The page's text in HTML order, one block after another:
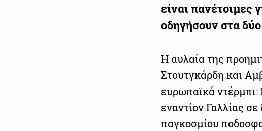
είναι πανέτοιμες
οδηγήσουν στα
Η αυλαία της
Στουτγκάρδη και
ευρωπαϊκά ντέρμπι:
εναντίον Γαλλίας
παγκοσμίου